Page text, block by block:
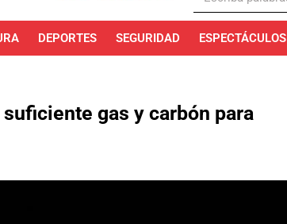
DEPORTES SEGURIDAD ESPECTÁCULOS
gas y carbón para